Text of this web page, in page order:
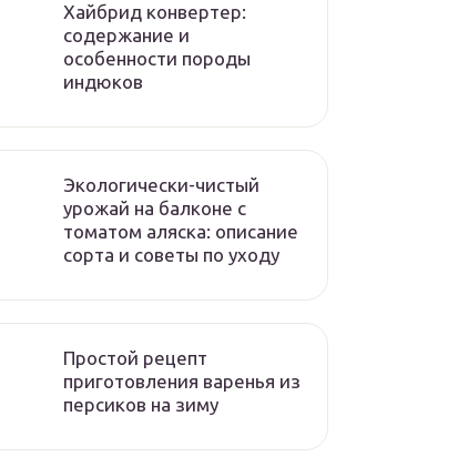
Хайбрид конвертер:
содержание и
особенности породы
индюков
Экологически-чистый
урожай на балконе с
томатом аляска: описание
сорта и советы по уходу
Простой рецепт
приготовления варенья из
персиков на зиму